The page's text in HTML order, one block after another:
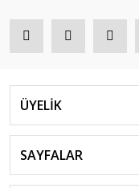
ÜYELİK
SAYFALAR